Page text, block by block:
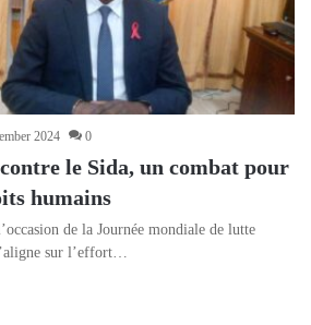
2024 0
le Sida, un combat pour
humains
de la Journée mondiale de lutte
sur l’effort…